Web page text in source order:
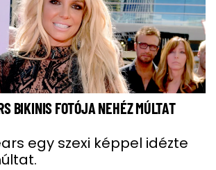
BIKINIS FOTÓJA NEHÉZ MÚLTAT
egy szexi képpel idézte